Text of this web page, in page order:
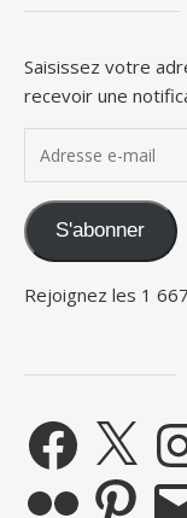
Saisissez votre
recevoir une
S'abonner
Rejoignez les 1
Facebook
X
PinterestE-